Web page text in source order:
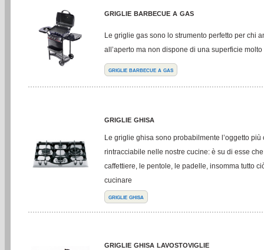
griglie barbecue a gas
Le griglie gas sono lo strumento perfetto per chi
all’aperto ma non dispone di una superficie molto
griglie barbecue a gas
griglie ghisa
Le griglie ghisa sono probabilmente l’oggetto più
rintracciabile nelle nostre cucine: è su di esse
caffettiere, le pentole, le padelle, insomma tutto
cucinare
griglie ghisa
griglie ghisa lavostoviglie